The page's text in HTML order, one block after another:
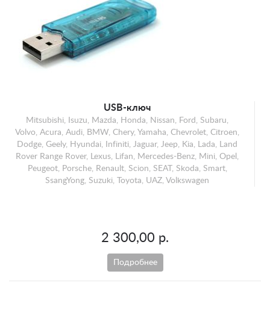
USB-ключ
Mitsubishi, Isuzu, Mazda, Honda, Nissan, Ford, Subaru,
Volvo, Acura, Audi, BMW, Chery, Yamaha, Chevrolet, Citroen,
Dodge, Geely, Hyundai, Infiniti, Jaguar, Jeep, Kia, Lada, Land
Rover Range Rover, Lexus, Lifan, Mercedes-Benz, Mini, Opel,
Peugeot, Porsche, Renault, Scion, SEAT, Skoda, Smart,
SsangYong, Suzuki, Toyota, UAZ, Volkswagen
2 300,00 р.
Подробнее